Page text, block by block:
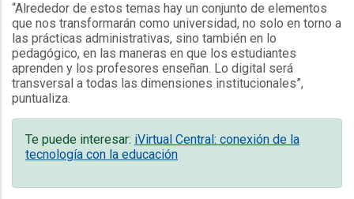
“Alrededor de estos temas hay un conjunto de elementos
que nos transformarán como universidad, no solo en torno a
las prácticas administrativas, sino también en lo
pedagógico, en las maneras en que los estudiantes
aprenden y los profesores enseñan. Lo digital será
transversal a todas las dimensiones institucionales”,
puntualiza.
Te puede interesar: iVirtual Central: conexión de la
tecnología con la educación